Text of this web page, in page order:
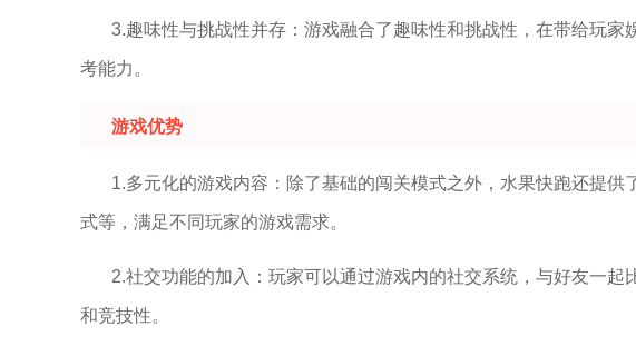
3.趣味性与挑战性并存：游戏融合了趣味性和挑战性，在带给玩家
考能力。
游戏优势
1.多元化的游戏内容：除了基础的闯关模式之外，水果快跑还提供
式等，满足不同玩家的游戏需求。
2.社交功能的加入：玩家可以通过游戏内的社交系统，与好友一起
和竞技性。